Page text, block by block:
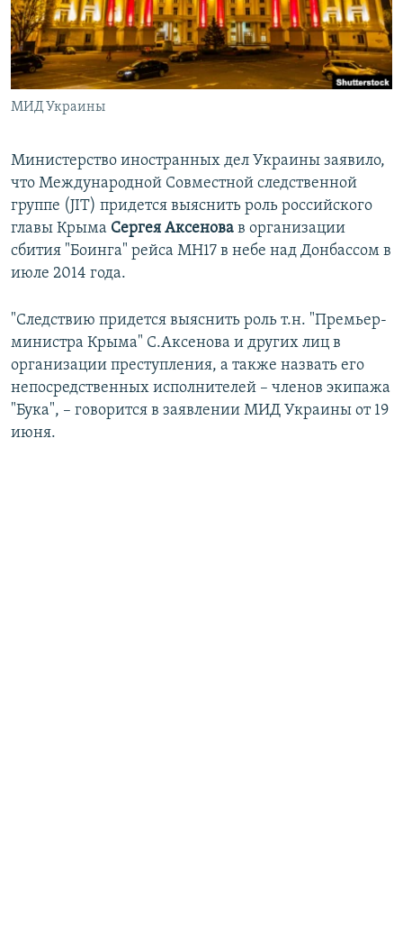
ПОБЕДИТЕЛЕЙ НЕ СУДЯТ?
КРЫМ.НЕПОКОРЕННЫЙ
ELIFBE
УКРАИНСКАЯ ПРОБЛЕМА КРЫМА
ПРИСОЕДИНЯЙТЕСЬ!
МИД Украины
Министерство иностранных дел Украины заявило,
что Международной Совместной следственной
группе (JIT) придется выяснить роль российского
главы Крыма Сергея Аксенова в организации
сбития "Боинга" рейса MH17 в небе над Донбассом в
июле 2014 года.
"Следствию придется выяснить роль т.н. "Премьер-
министра Крыма" С.Аксенова и других лиц в
организации преступления, а также назвать его
непосредственных исполнителей – членов экипажа
"Бука", – говорится в заявлении МИД Украины от 19
июня.